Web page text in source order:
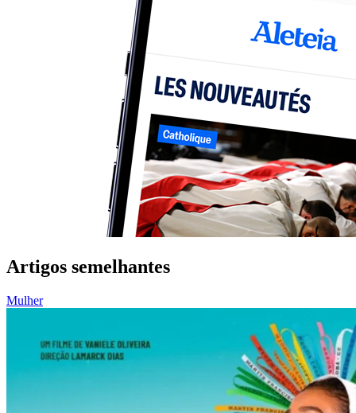
Artigos semelhantes
Mulher